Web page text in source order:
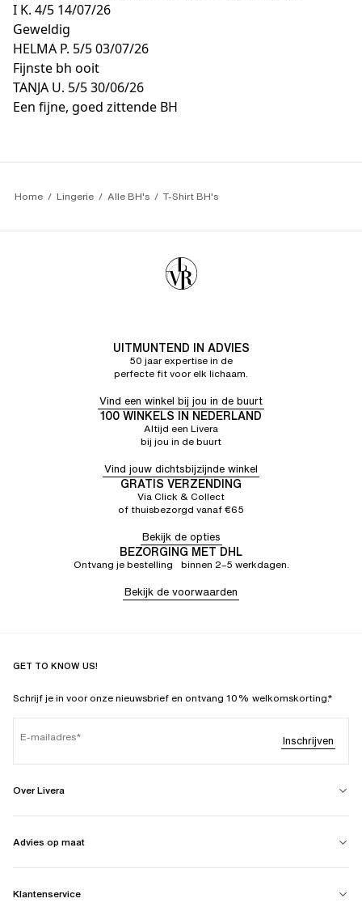
I K. 4/5 14/07/26
Geweldig
HELMA P. 5/503/07/26
Fijnste bh ooit
TANJA U. 5/530/06/26
Een fijne, goed zittende BH
Home Lingerie Alle BH's T-Shirt BH's
UITMUNTEND IN ADVIES
50 jaar expertise in de
perfecte fit voor elk lichaam.
Vind een winkel bij jou in de buurt
100 WINKELS IN NEDERLAND
Altijd een Livera
bij jou in de buurt
Vind jouw dichtsbijzijnde winkel
GRATIS VERZENDING
Via Click & Collect
of thuisbezorgd vanaf €65
Bekijk de opties
BEZORGING MET DHL
Ontvang je bestelling binnen 2–5 werkdagen.
Bekijk de voorwaarden
GET TO KNOW US!
Schrijf je in voor onze nieuwsbrief en ontvang 10% welkomskorting.*
E-mailadres Inschrijven
Over Livera
Advies op maat
Klantenservice